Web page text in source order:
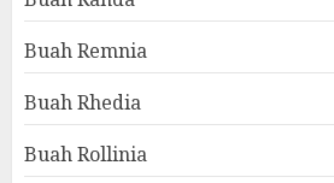
Buah Remnia
Buah Rhedia
Buah Rollinia